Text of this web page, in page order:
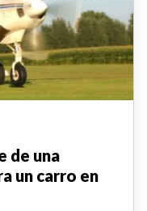
de una
un carro en